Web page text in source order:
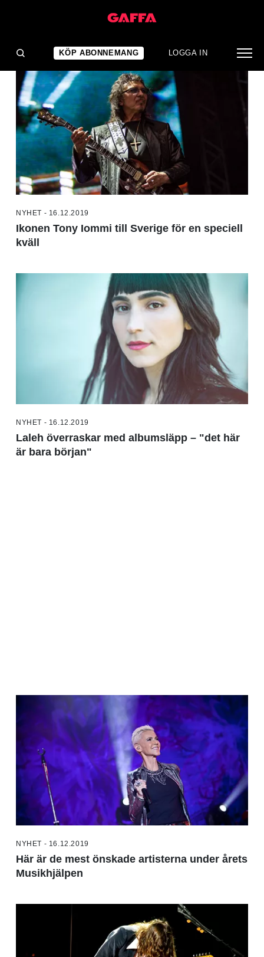
KÖP ABONNEMANG LOGGA IN
NYHET - 16.12.2019
Ikonen Tony Iommi till Sverige för en speciell
kväll
NYHET - 16.12.2019
Laleh överraskar med albumsläpp – "det här
är bara början"
NYHET - 16.12.2019
Här är de mest önskade artisterna under årets
Musikhjälpen